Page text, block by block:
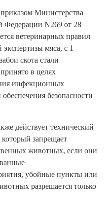
Министерства
Федерации N269 от 28
ветеринарных правил
мяса, с 1
скота стали
в целях
инфекционных
безопасности
действует технический
запрещает
животных, если они
убойные пункты или
разрешается только